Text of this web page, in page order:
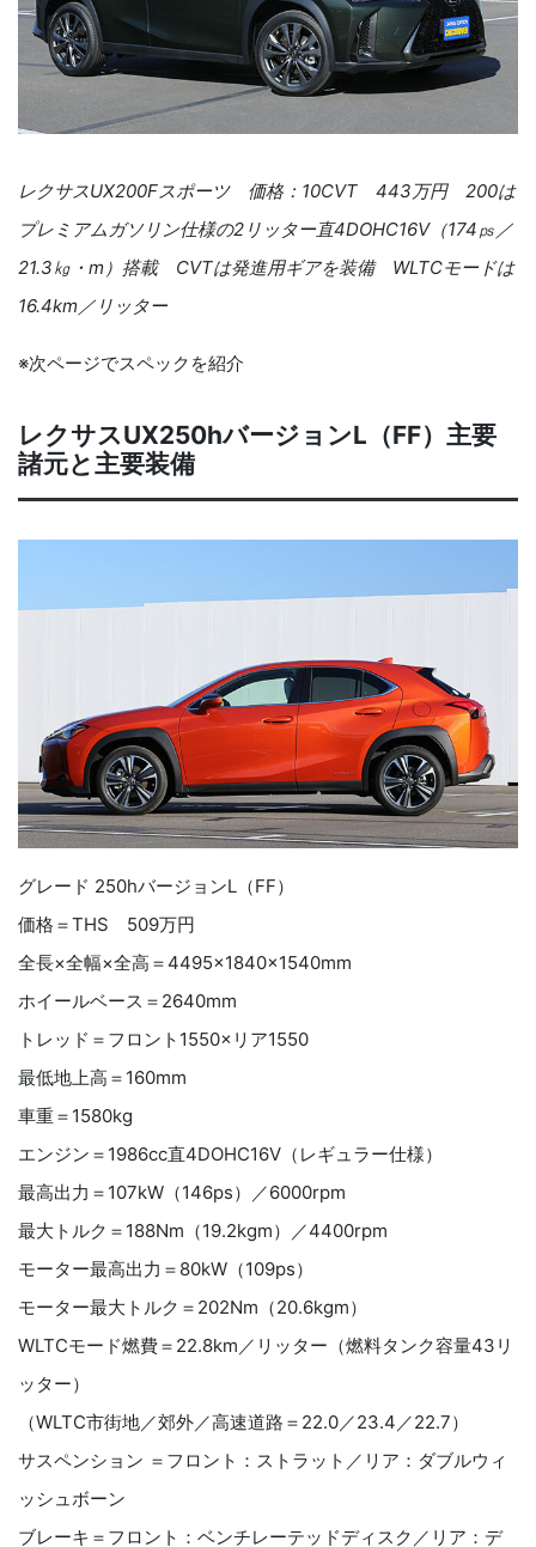
レクサスUX200Fスポーツ 価格：10CVT 443万円 200は
プレミアムガソリン仕様の2リッター直4DOHC16V（174㎰／
21.3㎏・m）搭載 CVTは発進用ギアを装備 WLTCモードは
16.4km／リッター
※次ページでスペックを紹介
レクサスUX250hバージョンL（FF）主要
諸元と主要装備
グレード 250hバージョンL（FF）
価格＝THS 509万円
全長×全幅×全高＝4495×1840×1540mm
ホイールベース＝2640mm
トレッド＝フロント1550×リア1550
最低地上高＝160mm
車重＝1580kg
エンジン＝1986cc直4DOHC16V（レギュラー仕様）
最高出力＝107kW（146ps）／6000rpm
最大トルク＝188Nm（19.2kgm）／4400rpm
モーター最高出力＝80kW（109ps）
モーター最大トルク＝202Nm（20.6kgm）
WLTCモード燃費＝22.8km／リッター（燃料タンク容量43リ
ッター）
（WLTC市街地／郊外／高速道路＝22.0／23.4／22.7）
サスペンション ＝フロント：ストラット／リア：ダブルウィ
ッシュボーン
ブレーキ＝フロント：ベンチレーテッドディスク／リア：デ